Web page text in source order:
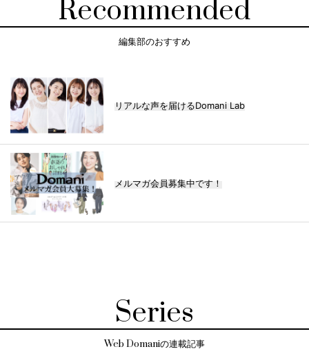
Recommended
編集部のおすすめ
リアルな声を届けるDomani Lab
メルマガ会員募集中です！
Series
Web Domaniの連載記事